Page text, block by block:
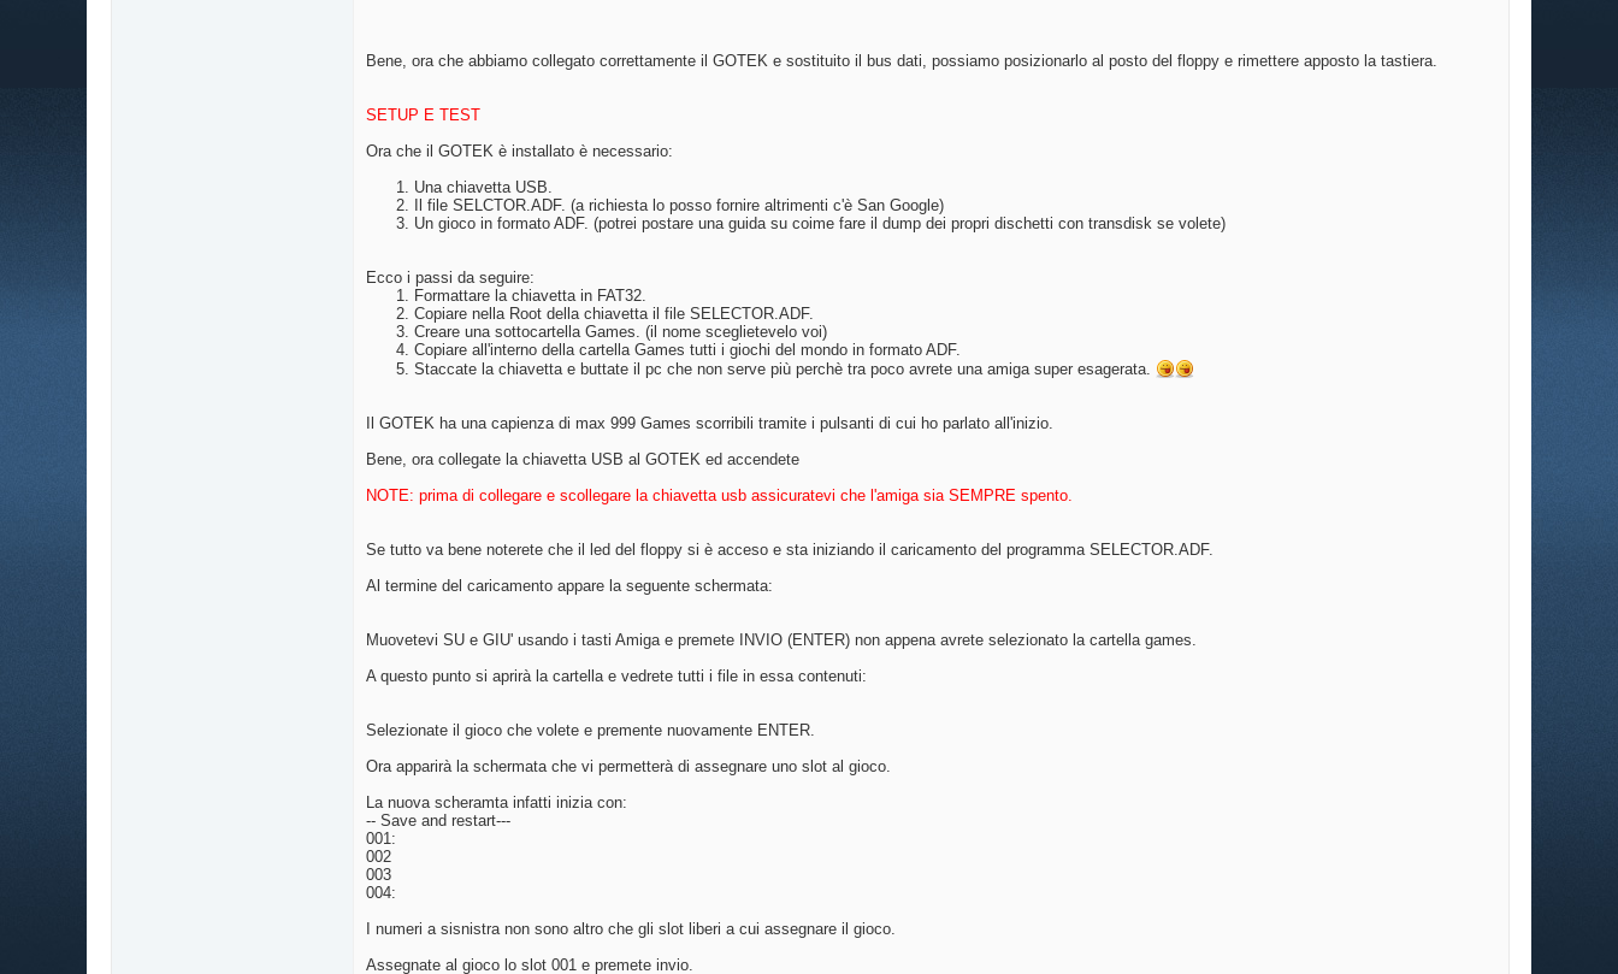
Bene, ora che abbiamo collegato correttamente il GOTEK e sostituito il bus dati, possiamo posizionarlo al posto del floppy e rimettere apposto la tastiera.
SETUP E TEST
Ora che il GOTEK è installato è necessario:
Una chiavetta USB.
Il file SELCTOR.ADF. (a richiesta lo posso fornire altrimenti c'è San Google)
Un gioco in formato ADF. (potrei postare una guida su coime fare il dump dei propri dischetti con transdisk se volete)
Ecco i passi da seguire:
Formattare la chiavetta in FAT32.
Copiare nella Root della chiavetta il file SELECTOR.ADF.
Creare una sottocartella Games. (il nome sceglietevelo voi)
Copiare all'interno della cartella Games tutti i giochi del mondo in formato ADF.
Staccate la chiavetta e buttate il pc che non serve più perchè tra poco avrete una amiga super esagerata.
Il GOTEK ha una capienza di max 999 Games scorribili tramite i pulsanti di cui ho parlato all'inizio.
Bene, ora collegate la chiavetta USB al GOTEK ed accendete
NOTE: prima di collegare e scollegare la chiavetta usb assicuratevi che l'amiga sia SEMPRE spento.
Se tutto va bene noterete che il led del floppy si è acceso e sta iniziando il caricamento del programma SELECTOR.ADF.
Al termine del caricamento appare la seguente schermata:
Muovetevi SU e GIU' usando i tasti Amiga e premete INVIO (ENTER) non appena avrete selezionato la cartella games.
A questo punto si aprirà la cartella e vedrete tutti i file in essa contenuti:
Selezionate il gioco che volete e premente nuovamente ENTER.
Ora apparirà la schermata che vi permetterà di assegnare uno slot al gioco.
La nuova scheramta infatti inizia con:
-- Save and restart---
001:
002
003
004:
I numeri a sisnistra non sono altro che gli slot liberi a cui assegnare il gioco.
Assegnate al gioco lo slot 001 e premete invio.